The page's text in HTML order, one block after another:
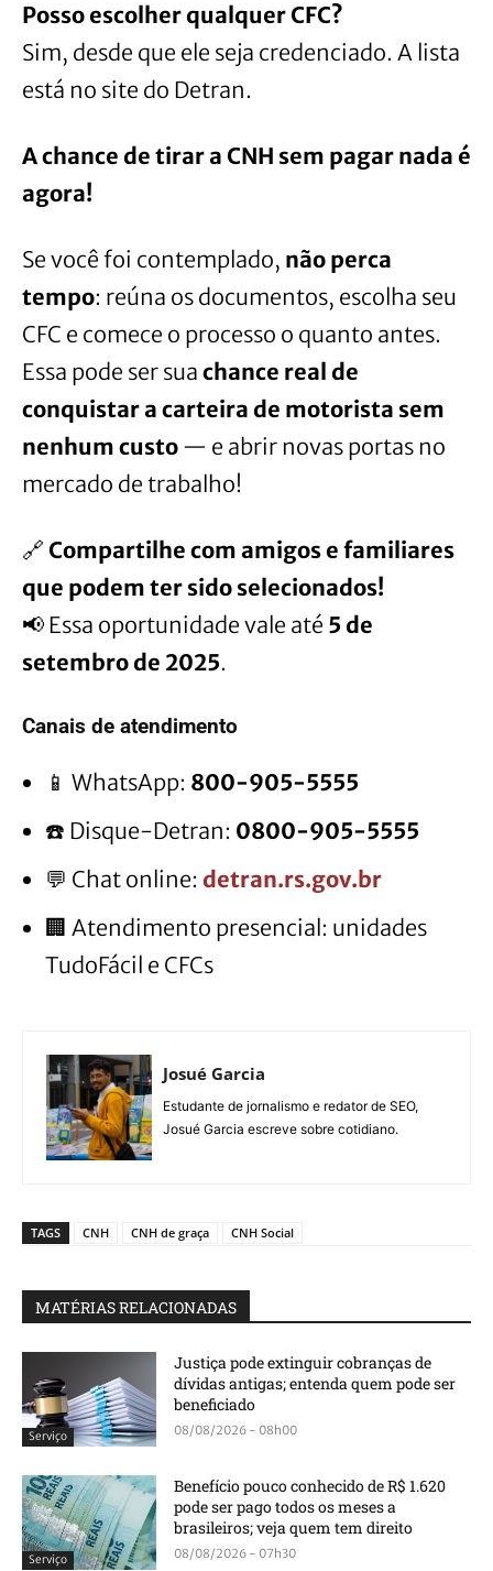
Posso escolher qualquer CFC?
Sim, desde que ele seja credenciado. A lista
está no site do Detran.
A chance de tirar a CNH sem pagar nada é
agora!
Se você foi contemplado, não perca
tempo: reúna os documentos, escolha seu
CFC e comece o processo o quanto antes.
Essa pode ser sua chance real de
conquistar a carteira de motorista sem
nenhum custo — e abrir novas portas no
mercado de trabalho!
🔗 Compartilhe com amigos e familiares
que podem ter sido selecionados!
📢 Essa oportunidade vale até 5 de
setembro de 2025.
Canais de atendimento
📱 WhatsApp: 800-905-5555
☎️ Disque-Detran: 0800-905-5555
💬 Chat online: detran.rs.gov.br
🏢 Atendimento presencial: unidades
TudoFácil e CFCs
Josué Garcia
Estudante de jornalismo e redator de SEO,
Josué Garcia escreve sobre cotidiano.
TAGS CNH CNH de graça CNH Social
MATÉRIAS RELACIONADAS
Serviço
Justiça pode extinguir cobranças de
dívidas antigas; entenda quem pode ser
beneficiado
08/08/2026 - 08h00
Serviço
Benefício pouco conhecido de R$ 1.620
pode ser pago todos os meses a
brasileiros; veja quem tem direito
08/08/2026 - 07h30